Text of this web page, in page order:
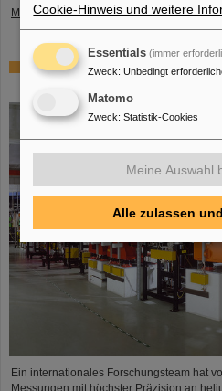
Mehr »
Überprüfung der
Ein internationales Forschungsteam hat
Cookie-Hinweis und weitere
Essentials (immer
Zweck: Unbedingt
Matomo
Zweck: Statistik-Cookies
Meine Auswahl
Alle zulassen